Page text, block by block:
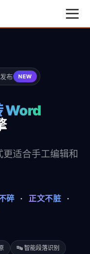
布 NEW
Word
适合手工编辑和
碎 · 正文不脏
·
🔤 智能段落识别